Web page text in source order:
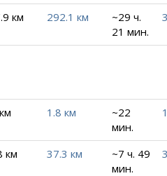
км 292.1 км
~29 ч.
21 мин.
1.8 км
~22
мин.
км 37.3 км
~7 ч. 49
мин.